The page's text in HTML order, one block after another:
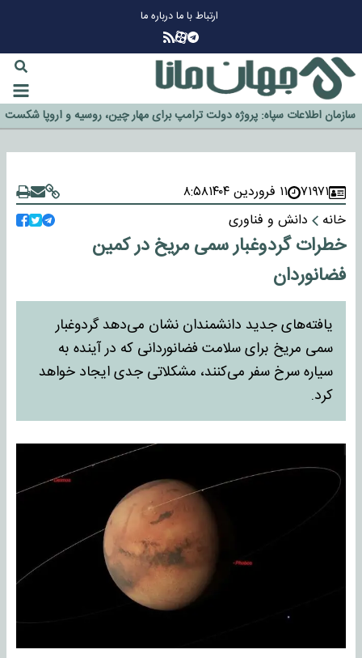
ارتباط با مادرباره ما
گزینه جدایی اوسمار روی میز مدیران پرسپولیس
آیا رئیس جمهور آمریکا قانون را دور می‌زند؟
اخراج رسمی چهره نامدار از پرسپولیس
سازمان اطلاعات سپاه: پروژه دولت ترامپ برای مهار چین، روسیه و اروپا شکست
خورد
۷۱۹۷۱ ۱۱ فروردین ۱۴۰۴
۸:۵۸
خانه
دانش و فناوری
خطرات گردوغبار سمی مریخ در کمین
فضانوردان
یافته‌های جدید دانشمندان نشان می‌دهد گردوغبار
سمی مریخ برای سلامت فضانوردانی که در آینده به
سیاره سرخ سفر می‌کنند، مشکلاتی جدی ایجاد خواهد
کرد.